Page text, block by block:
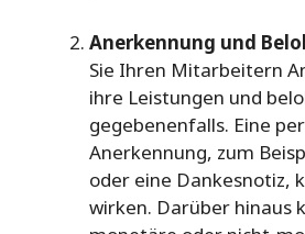
Anerkennung und
Sie Ihren Mitarbeitern
ihre Leistungen und
gegebenenfalls. Eine
Anerkennung, zum
oder eine Dankesnotiz,
wirken. Darüber hinaus